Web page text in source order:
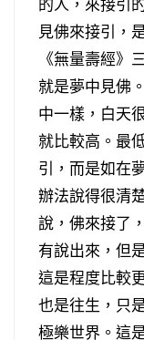
的人，來接引
見佛來接引，
《無量壽經》
就是夢中見佛
中一樣，白天
就比較高。最
引，而是如在
辦法說得很清
說，佛來接了
有說出來，但
這是程度比較
也是往生，只
極樂世界。這